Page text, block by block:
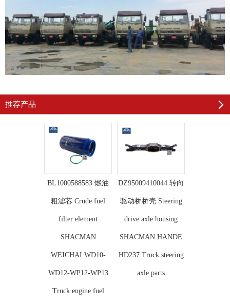
推荐产品
BL1000588583 燃油
粗滤芯 Crude fuel
filter element
SHACMAN
WEICHAI WD10-
WD12-WP12-WP13
Truck engine fuel
DZ95009410044 转向
驱动桥桥壳 Steering
drive axle housing
SHACMAN HANDE
HD237 Truck steering
axle parts